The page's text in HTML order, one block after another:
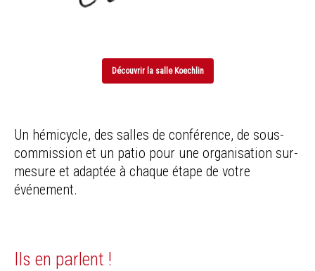
Découvrir la salle Koechlin
Un hémicycle, des salles de conférence, de sous-
commission et un patio pour une organisation sur-
mesure et adaptée à chaque étape de votre
événement.
Ils en parlent !